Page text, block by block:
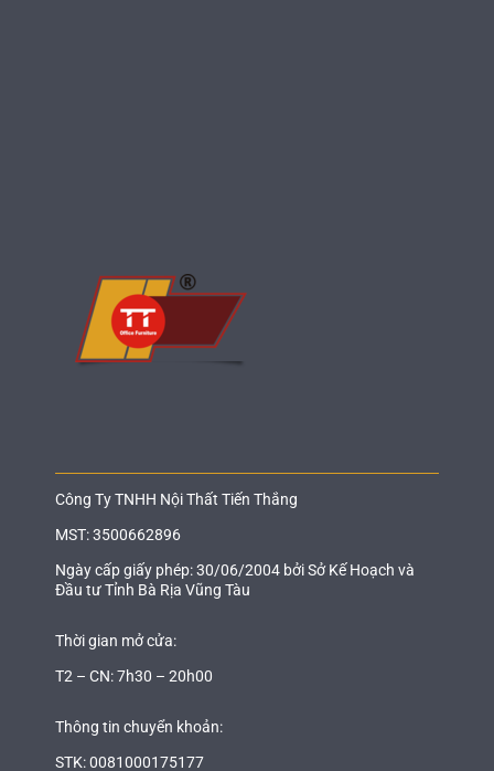
Công Ty TNHH Nội Thất Tiến Thắng
MST: 3500662896
Ngày cấp giấy phép: 30/06/2004 bởi Sở Kế Hoạch và
Đầu tư Tỉnh Bà Rịa Vũng Tàu
Thời gian mở cửa:
T2 – CN: 7h30 – 20h00
Thông tin chuyển khoản:
STK: 0081000175177